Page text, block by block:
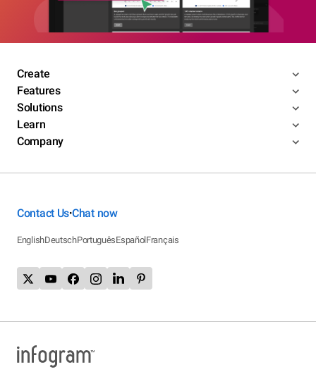
Create
Features
Solutions
Learn
Company
Contact Us•Chat now
EnglishDeutschPortuguêsEspañolFrançais